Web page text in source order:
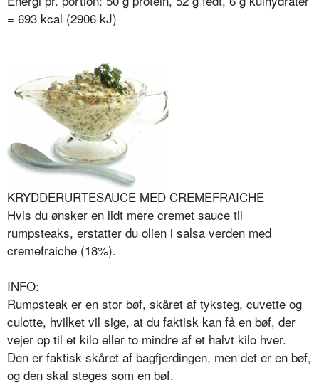
= 693 kcal (2906 kJ)
KRYDDERURTESAUCE MED CREMEFRAICHE
Hvis du ønsker en lidt mere cremet sauce til
rumpsteaks, erstatter du olien i salsa verden med
cremefraiche (18%).
INFO:
Rumpsteak er en stor bøf, skåret af tyksteg, cuvette og
culotte, hvilket vil sige, at du faktisk kan få en bøf, der
vejer op til et kilo eller to mindre af et halvt kilo hver.
Den er faktisk skåret af bagfjerdingen, men det er en bøf,
og den skal steges som en bøf.